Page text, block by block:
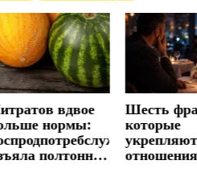
вдвое
нормы:
полтонны
Шесть
которые
укрепляют